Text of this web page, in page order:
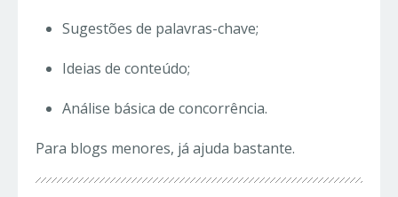
Sugestões de palavras-chave;
Ideias de conteúdo;
Análise básica de concorrência.
Para blogs menores, já ajuda bastante.